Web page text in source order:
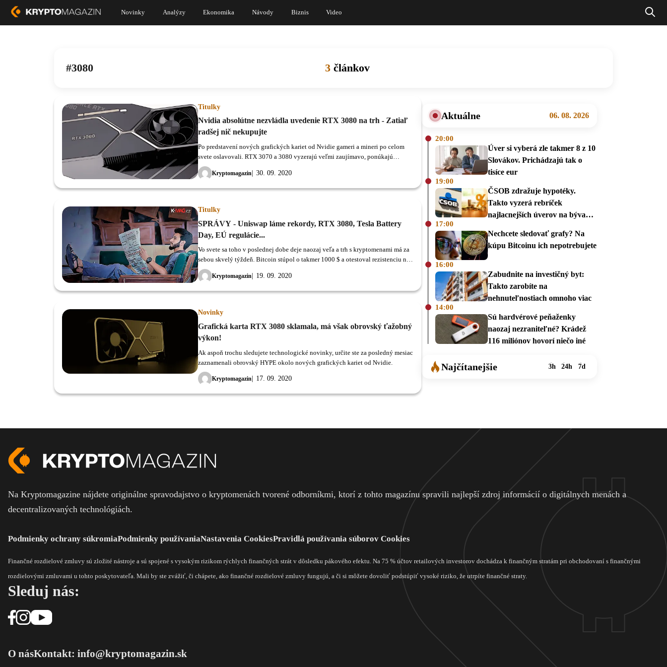
Novinky Analýzy Ekonomika Návody Biznis Video
3080 3 článkov
Titulky
Nvidia absolútne nezvládla uvedenie RTX 3080 na trh - Zatiaľ
radšej nič nekupujte
Kryptomagazin 30. 09. 2020
Po predstavení nových grafických kariet od Nvidie gameri a mineri po celom
svete oslavovali. RTX 3070 a 3080 vyzerajú veľmi zaujímavo, ponúkajú
výrazne vyšší výkon, než predchádzajúca generácia a Nvidia ich ponúkla za
skvelé ceny.
Titulky
SPRÁVY - Uniswap láme rekordy, RTX 3080, Tesla Battery
Day, EÚ regulácie...
Kryptomagazin 19. 09. 2020
Vo svete sa toho v poslednej dobe deje naozaj veľa a trh s kryptomenami má za
sebou skvelý týždeň. Bitcoin stúpol o takmer 1000 $ a otestoval rezistenciu na
11k dolároch, Ethereum koketuje s 400$ hladinou a najväčší DeFi projekt
Uniswap úspešne spustil svoj UNI token.
Novinky
Grafická karta RTX 3080 sklamala, má však obrovský ťažobný
výkon!
Kryptomagazin 17. 09. 2020
Ak aspoň trochu sledujete technologické novinky, určite ste za posledný mesiac
zaznamenali obrovský HYPE okolo nových grafických kariet od Nvidie.
Aktuálne 06. 08. 2026
20:00
Úver si vyberá zle takmer 8 z 10
Slovákov. Prichádzajú tak o
tisíce eur
19:00
ČSOB zdražuje hypotéky.
Takto vyzerá rebríček
najlacnejších úverov na bývanie
17:00
Nechcete sledovať grafy? Na
kúpu Bitcoinu ich nepotrebujete
16:00
Zabudnite na investičný byt:
Takto zarobíte na
nehnuteľnostiach omnoho viac
14:00
Sú hardvérové peňaženky
naozaj nezraniteľné? Krádež
116 miliónov hovorí niečo iné
Najčítanejšie 3h 24h 7d
Na Kryptomagazine nájdete originálne spravodajstvo o kryptomenách tvorené odborníkmi, ktorí z tohto magazínu spravili najlepší zdroj informácií o digitálnych menách a
decentralizovaných technológiách.
Podmienky ochrany súkromiaPodmienky používaniaNastavenia CookiesPravidlá používania súborov Cookies
Finančné rozdielové zmluvy sú zložité nástroje a sú spojené s vysokým rizikom rýchlych finančných strát v dôsledku pákového efektu. Na 75 % účtov retailových investorov dochádza k finančným stratám pri obchodovaní s finančnými
rozdielovými zmluvami u tohto poskytovateľa. Mali by ste zvážiť, či chápete, ako finančné rozdielové zmluvy fungujú, a či si môžete dovoliť podstúpiť vysoké riziko, že utrpíte finančné straty.
Sleduj nás:
O násKontakt: info@kryptomagazin.sk